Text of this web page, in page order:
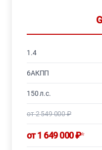
1.4
6АКПП
150 л.с.
от 2 549 000 ₽
от 1 649 000 ₽*